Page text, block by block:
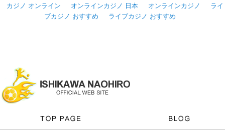
カジノ オンライン オンラインカジノ 日本 オンラインカジノ
ライ
ブカジノ おすすめ
ライブカジノ おすすめ